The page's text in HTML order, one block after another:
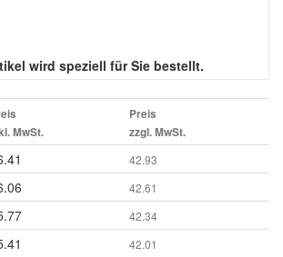
wird speziell für Sie bestellt.
MwSt.
Preis
zzgl. MwSt.
42.93
42.61
42.34
42.01